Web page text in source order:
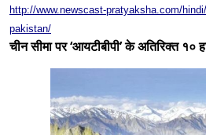
http://www.newscast-pratyaksha.com/
pakistan/
चीन सीमा पर ‘आयटीबीपी’ के अतिरिक्त १०